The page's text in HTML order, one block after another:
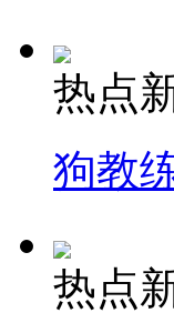
热点
狗教
热点